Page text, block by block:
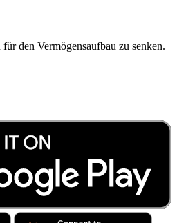
den Vermögensaufbau zu senken.